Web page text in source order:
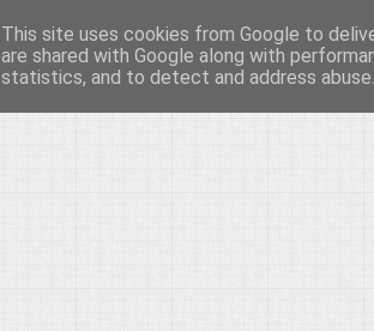
Το μεγαλείο των
Είμαστε πάντα εδώ για να μιλάμε για
This site uses cookies from Google to
are shared with Google along with
statistics, and to detect and address abuse.